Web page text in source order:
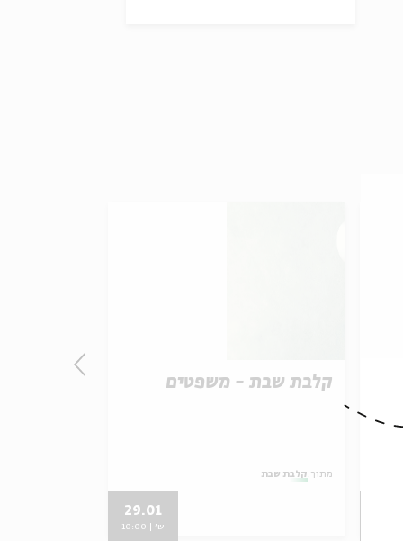
קלבת שבת - משפטים
מתוך: קלבת שבת
29.01
ש' | 10:00